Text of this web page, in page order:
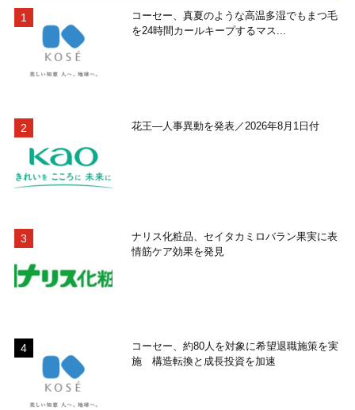
コーセー、真夏のような高温多湿でもまつ毛
を24時間カールキープするマス...
花王―人事異動を発表／2026年8月1日付
ナリス化粧品、セイタカミロバラン果実に表
情筋ケア効果を発見
コーセー、約80人を対象に希望退職施策を実
施 構造転換と成長投資を加速